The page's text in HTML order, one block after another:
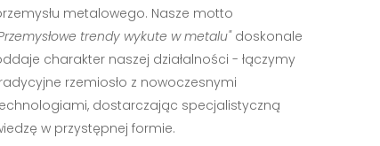
metalowego. Nasze motto
trendy wykute w metalu"doskonale
charakter naszej działalności - łączymy
rzemiosło z nowoczesnymi
dostarczając specjalistyczną
w przystępnej formie.